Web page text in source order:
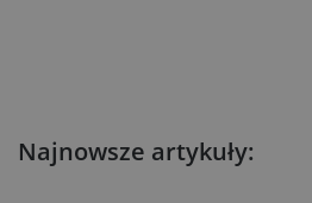
Najnowsze artykuły: